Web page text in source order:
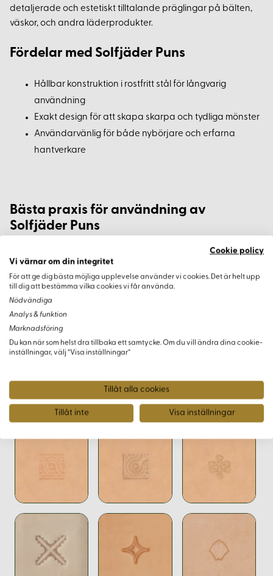
detaljerade och estetiskt tilltalande präglingar på bälten,
väskor, och andra läderprodukter.
Fördelar med Solfjäder Puns
Hållbar konstruktion i rostfritt stål för långvarig
användning
Exakt design för att skapa skarpa och tydliga mönster
Användarvänlig för både nybörjare och erfarna
hantverkare
Bästa praxis för användning av
Solfjäder Puns
Placera punsen noggrant och använd en hammare
för att forma mönstret på lädret
Rengör verktyget efter användning för att bevara dess
precision och funktion
Prova olika placeringar och repetitioner för att skapa
innovativa mönsterdesigns
Varianter
Cookie policy
Vi värnar om din integritet
För att ge dig bästa möjliga upplevelse använder vi cookies. Det är helt upp
till dig att bestämma vilka cookies vi får använda.
Nödvändiga
Analys & funktion
Marknadsföring
Du kan när som helst dra tillbaka ett samtycke. Om du vill ändra dina cookie-
inställningar, välj “Visa inställningar”
Tillåt alla cookies
Tillåt inte Visa inställningar